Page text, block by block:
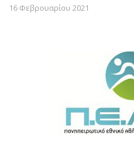
16 Φεβρουαρίου 2021